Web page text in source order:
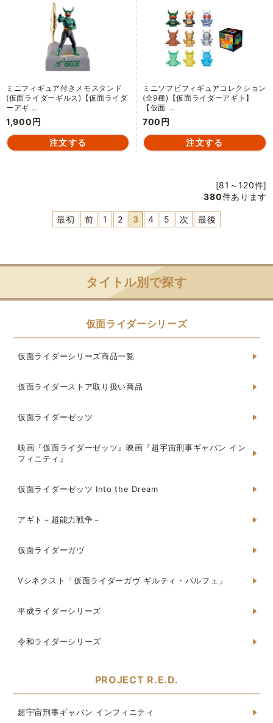
ミニフィギュア付きメモスタンド
(仮面ライダーギルス)【仮面ライダ
ーアギ …
1,900円
ミニソフビフィギュアコレクション
(全9種)【仮面ライダーアギト】
【仮面 …
700円
[81～120件]
380件あります
最初 前 1 2 3 4 5 次 最後
タイトル別で探す
仮面ライダーシリーズ
仮面ライダーシリーズ商品一覧
仮面ライダーストア取り扱い商品
仮面ライダーゼッツ
映画『仮面ライダーゼッツ』映画『超宇宙刑事ギャバン イン
フィニティ』
仮面ライダーゼッツ Into the Dream
アギト－超能力戦争－
仮面ライダーガヴ
Vシネクスト「仮面ライダーガヴ ギルティ・パルフェ」
平成ライダーシリーズ
令和ライダーシリーズ
PROJECT R.E.D.
超宇宙刑事ギャバン インフィニティ